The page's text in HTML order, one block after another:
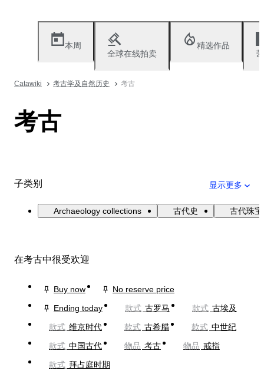
本周
全球在线拍卖
精选作品
Catawiki 考古学及自然历史 考古
考古
子类别 显示更多
Archaeology collections 古代史 古代珠
在考古中很受欢迎
Buy now
No reserve price
Ending today
款式 古罗马 款式 古埃及
款式 维京时代 款式 古希腊 款式 中世纪
款式 中国古代 物品 考古 物品 戒指
款式 拜占庭时期